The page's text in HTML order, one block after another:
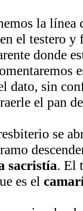
la línea
el testero
donde
dato, sin
el pan
se
sacristía. El
es el